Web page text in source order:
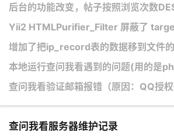
后台的功能改变，帖子按照浏览次数
Yii2 HTMLPurifier_Filter 屏蔽了
增加了把ip_record表的数据移到文件
本地运行查问我看遇到的问题(用的是
查问我看验证邮箱报错（原因：QQ授权
查问我看服务器维护记录